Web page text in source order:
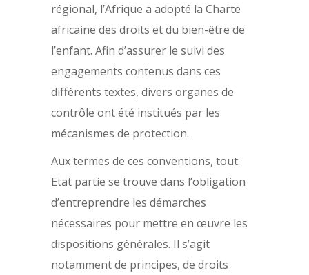
régional, l’Afrique a adopté la Charte
africaine des droits et du bien-être de
l’enfant. Afin d’assurer le suivi des
engagements contenus dans ces
différents textes, divers organes de
contrôle ont été institués par les
mécanismes de protection.
Aux termes de ces conventions, tout
Etat partie se trouve dans l’obligation
d’entreprendre les démarches
nécessaires pour mettre en œuvre les
dispositions générales. Il s’agit
notamment de principes, de droits